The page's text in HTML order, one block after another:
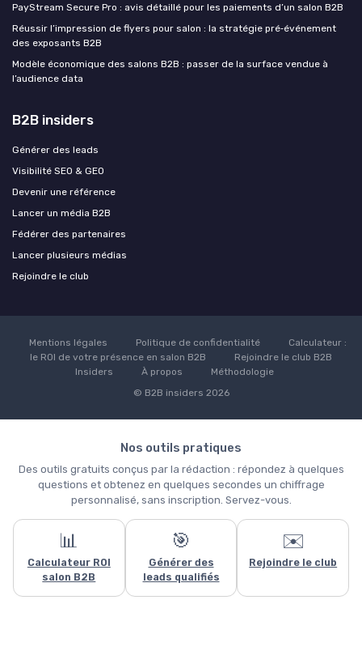
PayStream Secure Pro : avis détaillé pour les paiements d’un salon B2B
Réussir l’impression de flyers pour salon : la stratégie pré‑événement
des exposants B2B
Modèle économique des salons B2B : passer de la surface vendue à
l’audience data
B2B insiders
Générer des leads
Visibilité SEO & GEO
Devenir une référence
Lancer un média B2B
Fédérer des partenaires
Lancer plusieurs médias
Rejoindre le club
Mentions légales Politique de confidentialité
Calculateur :
le ROI de votre présence en salon B2B
Rejoindre le club B2B
Insiders
À propos
Méthodologie
© B2B insiders 2026
Nos outils pratiques
Des outils gratuits conçus par la rédaction : répondez à quelques
questions et obtenez en quelques secondes un chiffrage
personnalisé, sans inscription. Servez-vous.
📊
Calculateur ROI
salon B2B
🎯
Générer des
leads qualifiés
✉️
Rejoindre le club
Ce site utilise des cookies et vous donne le contrôle sur ceux que
vous souhaitez activer
Tout accepter Personnaliser